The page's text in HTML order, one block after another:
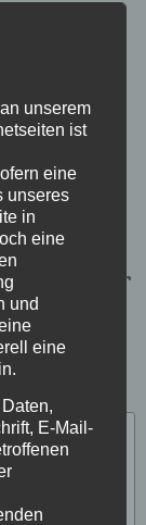
unserem
ist
eine
unseres
in
eine
und
eine
E-Mail-